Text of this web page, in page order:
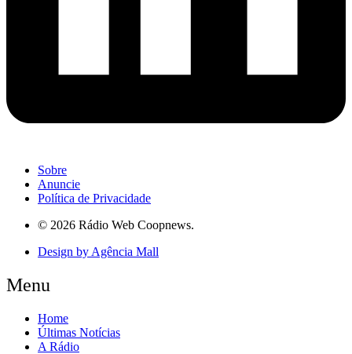
Sobre
Anuncie
Política de Privacidade
© 2026 Rádio Web Coopnews.
Design by Agência Mall
Menu
Home
Últimas Notícias
A Rádio